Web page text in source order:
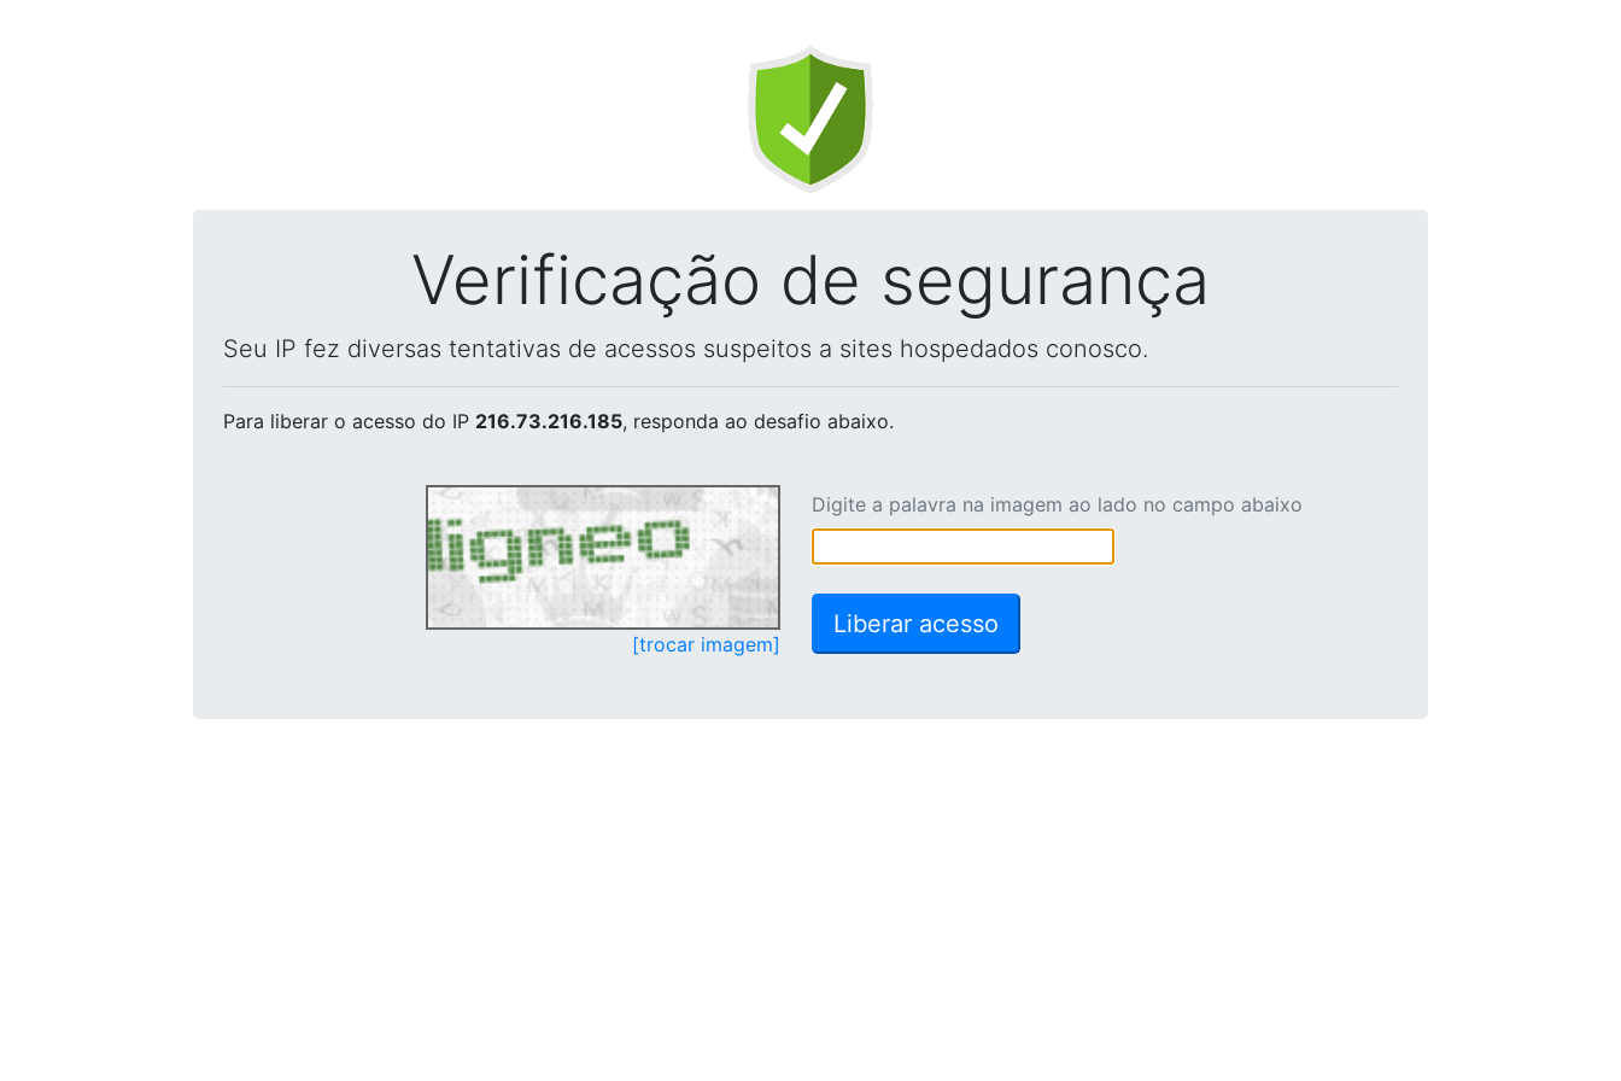
Verificação de segurança
Seu IP fez diversas tentativas de acessos suspeitos a sites hospedados conosco.
Para liberar o acesso do IP 216.73.216.185, responda ao desafio abaixo.
[trocar imagem]
Digite a palavra na imagem ao lado no campo abaixo